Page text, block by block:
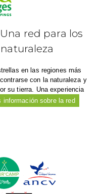
Una red para los
en las regiones más
con la naturaleza y
su tierra. Una experiencia
información sobre la red